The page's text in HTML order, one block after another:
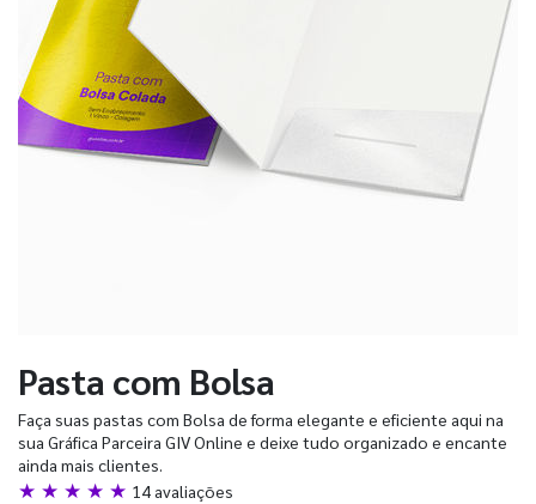
Pasta com Bolsa
Faça suas pastas com Bolsa de forma elegante e eficiente aqui na
sua Gráfica Parceira GIV Online e deixe tudo organizado e encante
ainda mais clientes.
★ ★ ★ ★ ★ 14 avaliações